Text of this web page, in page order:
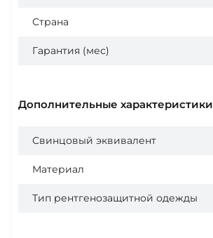
Страна
Гарантия (мес)
Дополнительные характеристики
Свинцовый эквивалент
Материал
Тип рентгенозащитной одежды